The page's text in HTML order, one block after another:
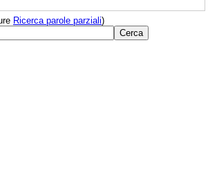
Ricerca parole parziali)